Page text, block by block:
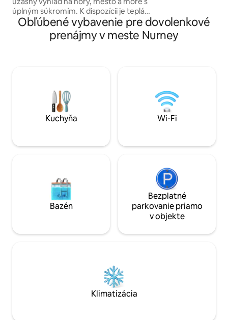
úplným súkromím. K dispozícii je teplá
sprcha, kávovar, filtrovaná voda,
rýchlovarná kanvica, plynový ohrievač,
elektrická prikrývka, minichladnička,
hospodárskymi zvieratami (kôň, alpaka,
ovce, kozy) Priamy autobus do centra
mesta je vzdialený len 350 metrov.
Nevhodné pre bábätká ani choré osoby.
vybavenou
stolom, práčkou/
riadu a
Apothecary,
inteligentnej
Obľúbené vybavenie pre dovolenkové
prenájmy v meste Nurney
Kuchyňa Wi-Fi
Bazén
Bezplatné
parkovanie priamo
v objekte
Klimatizácia